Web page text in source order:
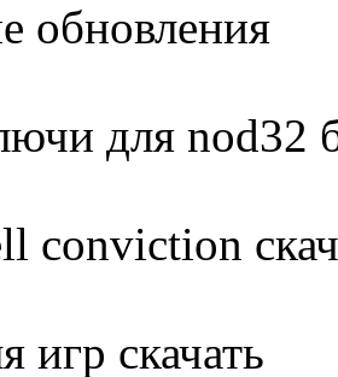
обновления
для nod32
conviction
игр скачать